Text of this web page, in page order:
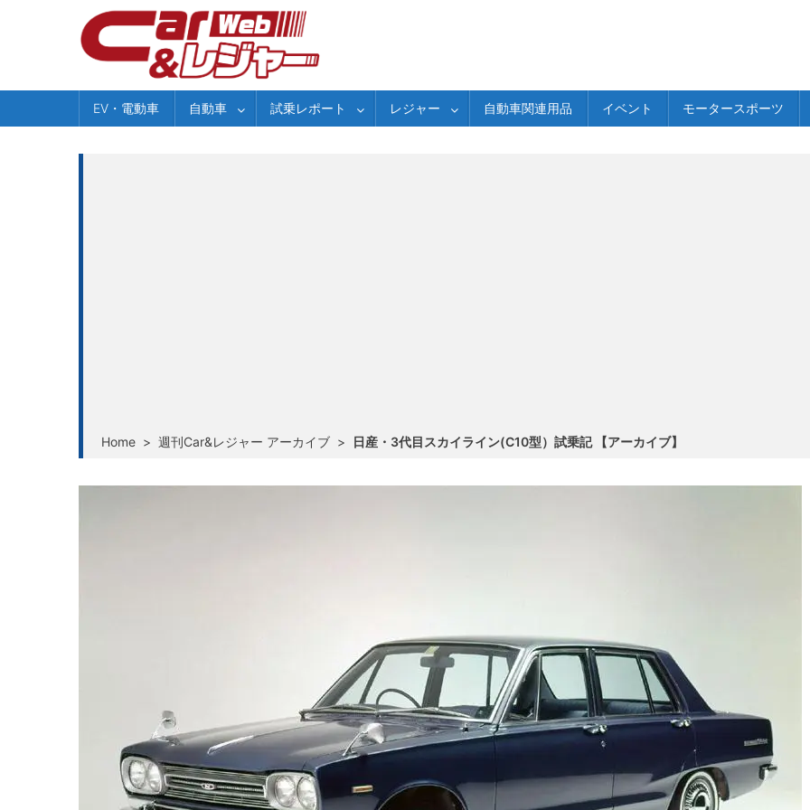
EV・電動車 自動車 試乗レポート レジャー 自動車関連用品 イベント モータースポーツ
Home > 週刊Car&レジャー アーカイブ > 日産・3代目スカイライン(C10型）試乗記 【アーカイブ】